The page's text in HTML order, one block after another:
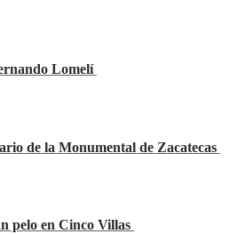
Lomelí
de la Monumental de Zacatecas
pelo en Cinco Villas